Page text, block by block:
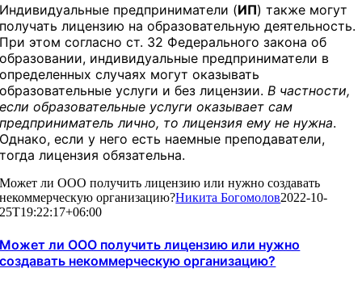
Индивидуальные предприниматели (ИП) также могут
получать лицензию на образовательную деятельность.
При этом согласно ст. 32 Федерального закона об
образовании, индивидуальные предприниматели в
определенных случаях могут оказывать
образовательные услуги и без лицензии. В частности,
если образовательные услуги оказывает сам
предприниматель лично, то лицензия ему не нужна.
Однако, если у него есть наемные преподаватели,
тогда лицензия обязательна.
Может ли ООО получить лицензию или нужно создавать
некоммерческую организацию?Никита Богомолов2022-10-
25T19:22:17+06:00
Может ли ООО получить лицензию или нужно
создавать некоммерческую организацию?